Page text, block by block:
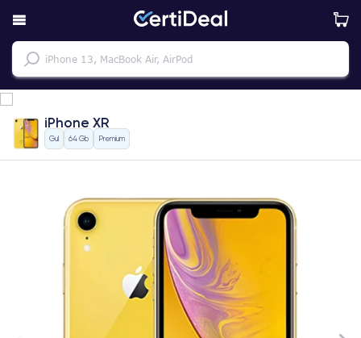
iPhone XR
Gul 64 Gb Premium